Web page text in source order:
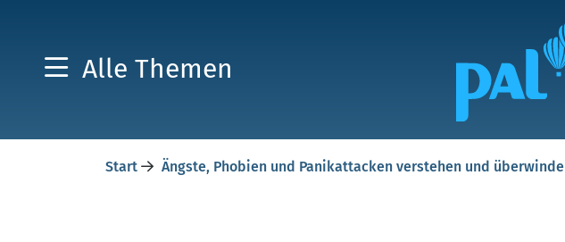
Alle Themen
Start Ängste, Phobien und Panikattacken verstehen und